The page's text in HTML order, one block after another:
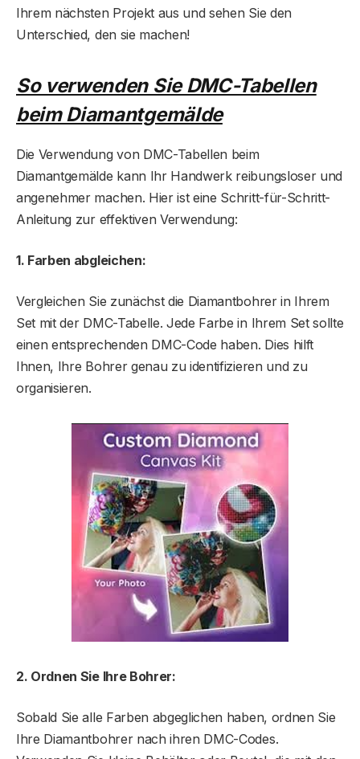
Ihrem nächsten Projekt aus und sehen Sie den
Unterschied, den sie machen!
So verwenden Sie DMC-Tabellen
beim Diamantgemälde
Die Verwendung von DMC-Tabellen beim
Diamantgemälde kann Ihr Handwerk reibungsloser und
angenehmer machen. Hier ist eine Schritt-für-Schritt-
Anleitung zur effektiven Verwendung:
1. Farben abgleichen:
Vergleichen Sie zunächst die Diamantbohrer in Ihrem
Set mit der DMC-Tabelle. Jede Farbe in Ihrem Set sollte
einen entsprechenden DMC-Code haben. Dies hilft
Ihnen, Ihre Bohrer genau zu identifizieren und zu
organisieren.
2. Ordnen Sie Ihre Bohrer:
Sobald Sie alle Farben abgeglichen haben, ordnen Sie
Ihre Diamantbohrer nach ihren DMC-Codes.